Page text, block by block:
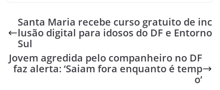
Santa Maria recebe curso gratuito de inc
lusão digital para idosos do DF e Entorno
Sul
Jovem agredida pelo companheiro no DF
faz alerta: ‘Saiam fora enquanto é temp
o’